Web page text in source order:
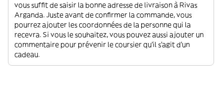
vous suffit de saisir la bonne adresse de livraison à Rivas
Arganda. Juste avant de confirmer la commande, vous
pourrez ajouter les coordonnées de la personne qui la
recevra. Si vous le souhaitez, vous pouvez aussi ajouter un
commentaire pour prévenir le coursier qu'il s'agit d'un
cadeau.